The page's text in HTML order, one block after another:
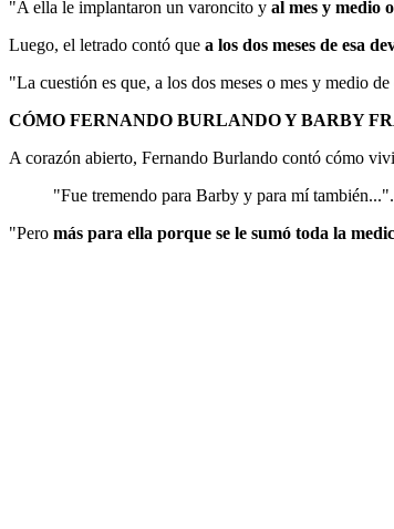
"A ella le implantaron un varoncito y al mes y medio
Luego, el letrado contó que a los dos meses de esa
"La cuestión es que, a los dos meses o mes y medio
CÓMO FERNANDO BURLANDO Y BARBY
A corazón abierto, Fernando Burlando contó cómo
"Fue tremendo para Barby y para mí también...".
"Pero más para ella porque se le sumó toda la